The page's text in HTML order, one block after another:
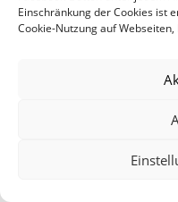
Einschränkung der Cookies ist
Cookie-Nutzung auf